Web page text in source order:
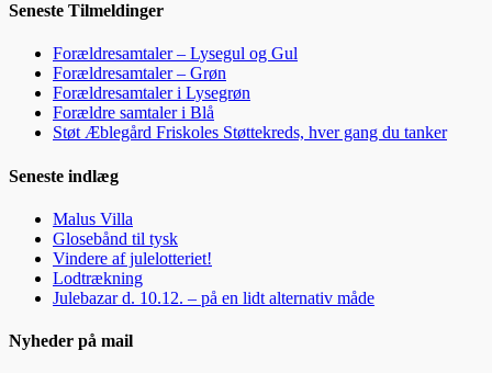
Seneste Tilmeldinger
Forældresamtaler – Lysegul og Gul
Forældresamtaler – Grøn
Forældresamtaler i Lysegrøn
Forældre samtaler i Blå
Støt Æblegård Friskoles Støttekreds, hver gang du tanker
Seneste indlæg
Malus Villa
Glosebånd til tysk
Vindere af julelotteriet!
Lodtrækning
Julebazar d. 10.12. – på en lidt alternativ måde
Nyheder på mail